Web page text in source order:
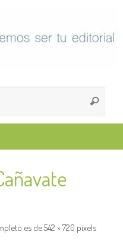
Buscar
es de542 × 720 pixels